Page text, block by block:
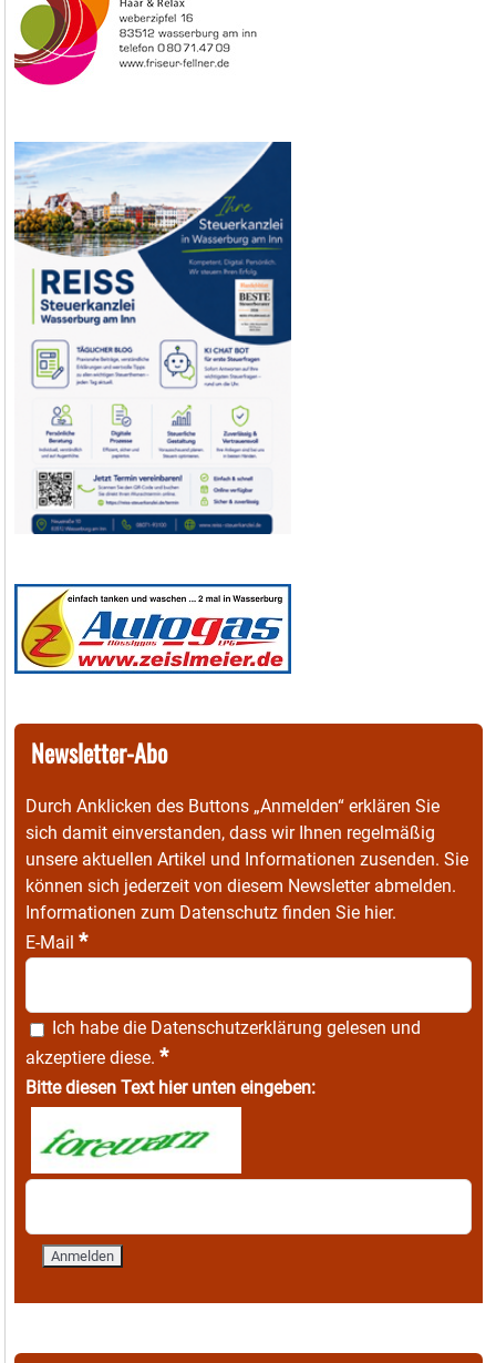
Newsletter-Abo
Durch Anklicken des Buttons „Anmelden“ erklären Sie
sich damit einverstanden, dass wir Ihnen regelmäßig
unsere aktuellen Artikel und Informationen zusenden. Sie
können sich jederzeit von diesem Newsletter abmelden.
Informationen zum Datenschutz finden Sie hier.
E-Mail *
Ich habe die Datenschutzerklärung gelesen und
akzeptiere diese. *
Bitte diesen Text hier unten eingeben: